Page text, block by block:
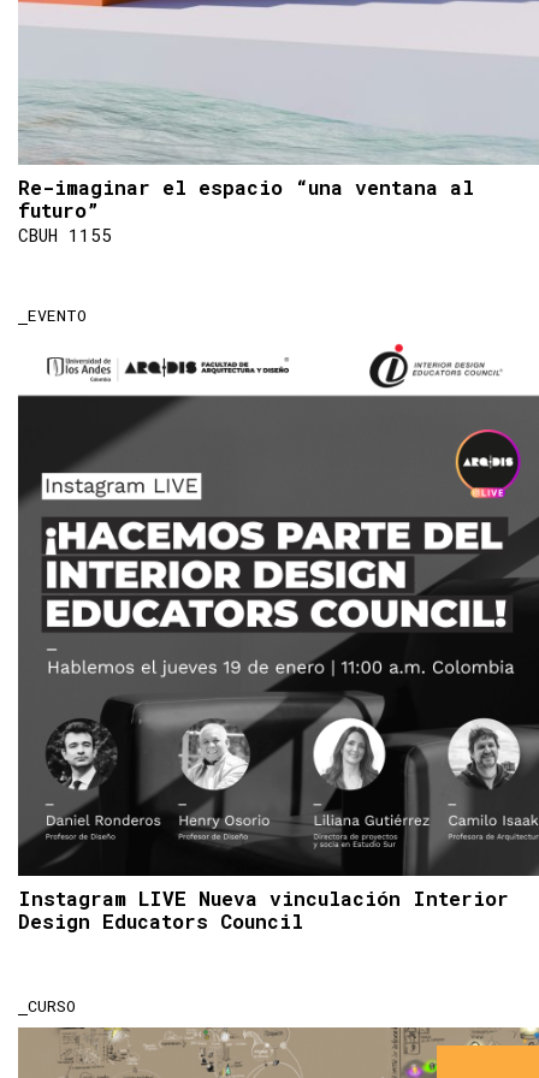
Re-imaginar el espacio “una ventana al
futuro”
CBUH 1155
EVENTO
Instagram LIVE Nueva vinculación Interior
Design Educators Council
CURSO